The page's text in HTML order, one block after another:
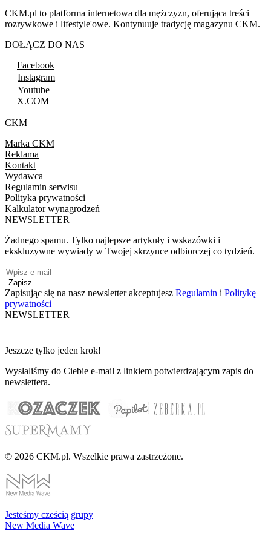
CKM.pl to platforma internetowa dla mężczyzn, oferująca treści
rozrywkowe i lifestyle'owe. Kontynuuje tradycję magazynu CKM.
DOŁĄCZ DO NAS
Facebook
Instagram
Youtube
X.COM
CKM
Marka CKM
Reklama
Kontakt
Wydawca
Regulamin serwisu
Polityka prywatności
Kalkulator wynagrodzeń
NEWSLETTER
Żadnego spamu. Tylko najlepsze artykuły i wskazówki i
ekskluzywne wywiady w Twojej skrzynce odbiorczej co tydzień.
Zapisz
Zapisując się na nasz newsletter akceptujesz Regulamin i Politykę
prywatności
NEWSLETTER
Jeszcze tylko jeden krok!
Wysłaliśmy do Ciebie e-mail z linkiem potwierdzającym zapis do
newslettera.
© 2026 CKM.pl. Wszelkie prawa zastrzeżone.
Jesteśmy cześcią grupy
New Media Wave